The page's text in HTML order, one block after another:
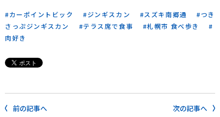
カーポイントビック ジンギスカン スズキ南郷通
つき
さっぷジンギスカン
テラス席で食事
札幌市 食べ歩き
肉好き
前の記事へ 次の記事へ